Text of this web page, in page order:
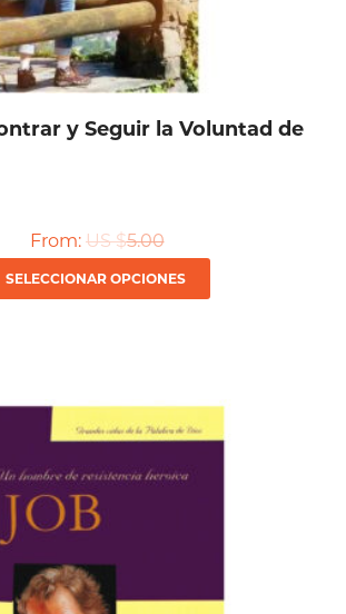
y Seguir la Voluntad de
From: US $5.00
SELECCIONAR OPCIONES
elegir